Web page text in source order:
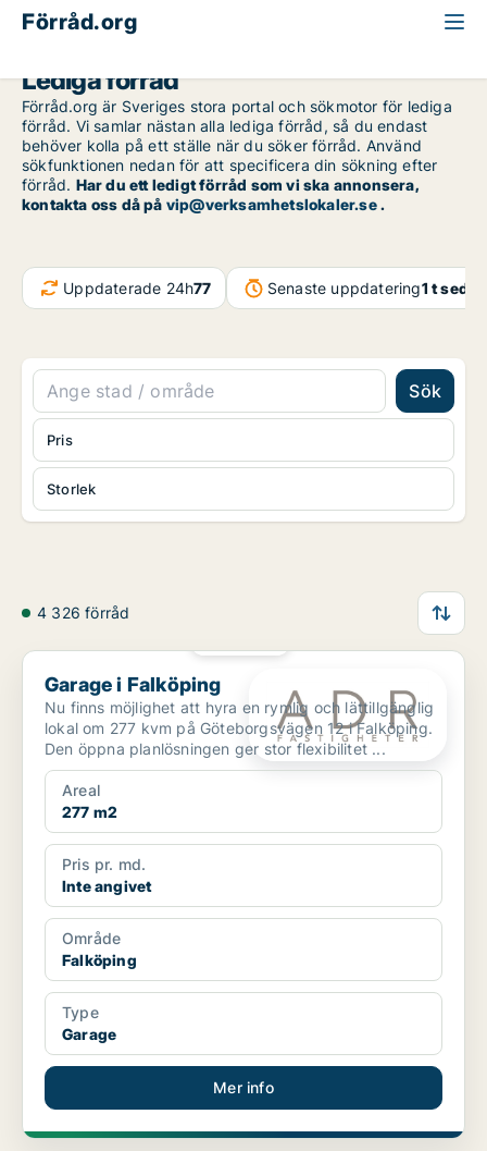
Förråd.org
Lediga förråd
Förråd.org är Sveriges stora portal och sökmotor för lediga
förråd. Vi samlar nästan alla lediga förråd, så du endast
behöver kolla på ett ställe när du söker förråd. Använd
sökfunktionen nedan för att specificera din sökning efter
förråd. Har du ett ledigt förråd som vi ska annonsera,
kontakta oss då på vip@verksamhetslokaler.se.
Uppdaterade 24h77 Senaste uppdatering1 t sedan
Sök
Storlek
Pris
4 326 förråd
Garage i Falköping
Garage i Falköping
Nu finns möjlighet att hyra en rymlig och lättillgänglig
lokal om 277 kvm på Göteborgsvägen 12 i Falköping.
Den öppna planlösningen ger stor flexibilitet ...
Areal
277 m2
Pris pr. md.
Inte angivet
Område
Falköping
Type
Garage
Mer info